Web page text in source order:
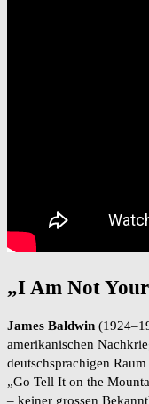
„I Am Not
James Baldwin
amerikanischen
deutschsprachigen
„Go Tell It on the
– keiner grossen